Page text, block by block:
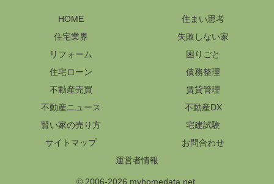
HOME
住まい思考
住宅業界
失敗しない家
リフォーム
困りごと
住宅ローン
債務整理
不動産売買
賃貸管理
不動産ニュース
不動産DX
賢い家の売り方
宅建試験
サイトマップ
お問合わせ
運営者情報
© 2006-2026 myhomedata.net.